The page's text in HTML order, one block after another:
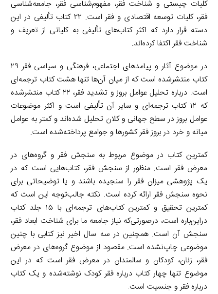
کلیات چیستی و شناخت فقر، مفهوم‌شناسی فقر، جامعه‌شناسی
فقر، کلیات توسعه اقتصادی و فقر است. ۲۲ کتاب تألیفی در این
دسته قرار دارد که اکثر کتاب‌های تألیفی به کلیاتی از تعریف و
شناخت فقر اکتفا کرده‌اند.
در موضوع آثار و پیامدهای اجتماعی، فرهنگی و سیاسی فقر ۲۹
کتاب منتشرشده است که از میان آن‌ها تنها هشت کتاب ترجمه‌ای
است. درباره تحلیل عوامل بروز و تشدید فقر، ۲۲ کتاب منتشرشده
که ۱۲ کتاب ترجمه‌ای و سایر آن تألیفی است و اکثر موضوعات
عوامل بروز در سطح جهانی و کلان تحلیل شده‌اند و کمتر به عوامل
میانه و خرد در بروز فقر کشورها و جوامع پرداخته‌شده است.
کمترین کتاب در موضوع مربوط به سنجش فقر و گروه‌های در
معرض فقر است. منظور از سنجش فقر، کتاب‌هایی است که در
یک پژوهشی میزان فقر را سنجیده باشند و یا توضیحاتی برای
نحوه سنجش فقر ارائه کرده است. نکته جالب‌توجه این است که
کمترین تحقیق و کمترین کتاب‌های ترجمه‌ای با ۱۵ جلد کتاب
دراین‌باره است، درصورتی‌که نیاز جامعه ما برای شناخت ابعاد فقر،
سنجش آن است. همچنین در سه سال اخیر نیز کتابی با چنین
موضوعی چاپ‌نشده است. مقصود از موضوع گروه‌های در معرض
فقر، زنان، کودکان و سالمندان در معرض فقر است که در این
موضوع تنها چهار کتاب درباره فقر کودک نوشته‌شده و یک کتاب
درباره فقر و جنسیت است.